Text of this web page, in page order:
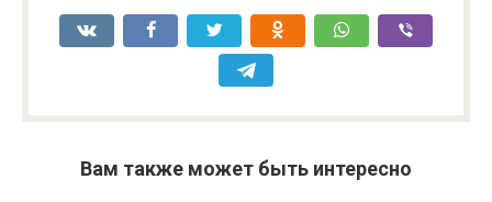
Вам также может быть интересно